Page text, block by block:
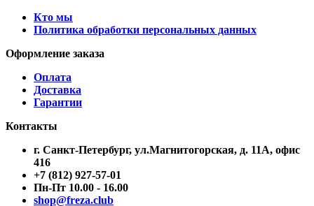
Кто мы
Политика обработки персональных данных
Оформление заказа
Оплата
Доставка
Гарантии
Контакты
г. Санкт-Петербург, ул.Магнитогорская, д. 11А, офис
416
+7 (812) 927-57-01
Пн-Пт 10.00 - 16.00
shop@freza.club